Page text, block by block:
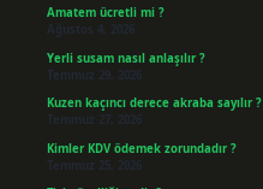
Amatem ücretli mi ?
Ağustos 4, 2026
Yerli susam nasıl anlaşılır ?
Temmuz 29, 2026
Kuzen kaçıncı derece akraba sayılır ?
Temmuz 27, 2026
Kimler KDV ödemek zorundadır ?
Temmuz 25, 2026